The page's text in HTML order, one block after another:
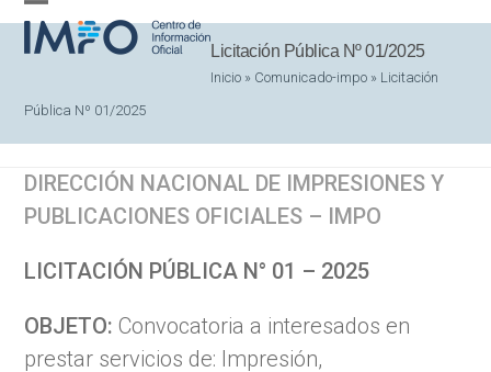
SkipOpen
mobile
Close
mobile
Licitación Pública Nº 01/2025
Inicio » Comunicado-impo » Licitación
Pública Nº 01/2025
DIRECCIÓN NACIONAL DE IMPRESIONES Y
PUBLICACIONES OFICIALES – IMPO
LICITACIÓN PÚBLICA N° 01 – 2025
OBJETO: Convocatoria a interesados en
prestar servicios de: Impresión,